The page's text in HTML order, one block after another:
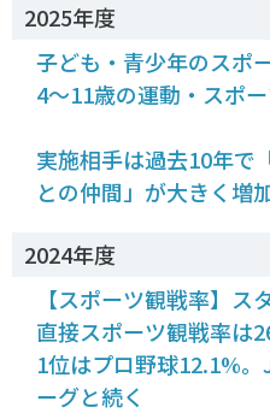
SPORT POLICY
Sport Topics
スポーツ 歴史の検証
SSF BOOKS
2025年度
子ども・青少年のスポ
4～11歳の運動・スポ
実施相手は過去10年で
との仲間」が大きく増
2024年度
【スポーツ観戦率】ス
直接スポーツ観戦率は
1位はプロ野球12.1%
ーグと続く